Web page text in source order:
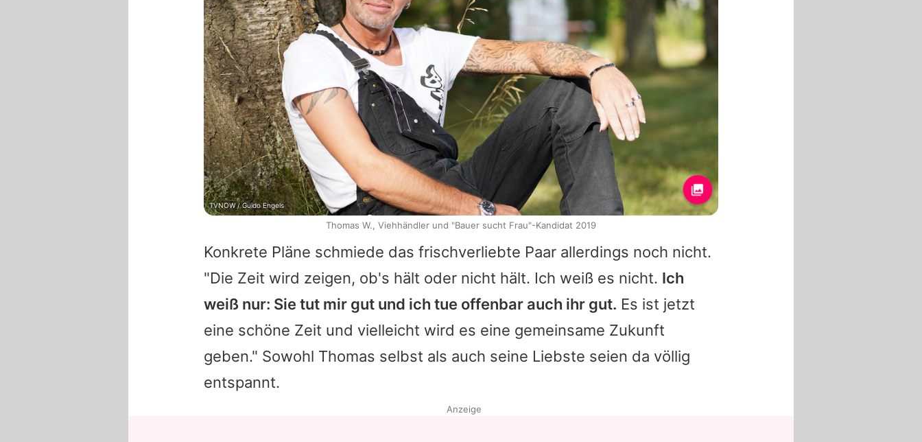
Konkrete Pläne schmiede das frischverliebte Paar allerdings noch nicht.
"Die Zeit wird zeigen, ob's hält oder nicht hält. Ich weiß es nicht. Ich
weiß nur: Sie tut mir gut und ich tue offenbar auch ihr gut. Es ist jetzt
eine schöne Zeit und vielleicht wird es eine gemeinsame Zukunft
geben." Sowohl Thomas selbst als auch seine Liebste seien da völlig
entspannt.
TVNOW / Guido Engels
Thomas W., Viehhändler und "Bauer sucht Frau"-Kandidat 2019
Anzeige